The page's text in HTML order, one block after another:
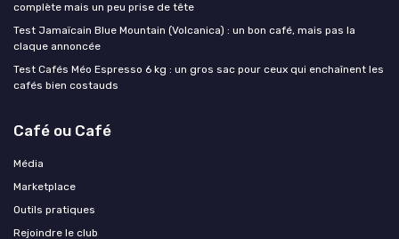
complète mais un peu prise de tête
Test Jamaïcain Blue Mountain (Volcanica) : un bon café, mais pas la
claque annoncée
Test Cafés Méo Espresso 6 kg : un gros sac pour ceux qui enchaînent les
cafés bien costauds
Café ou Café
Média
Marketplace
Outils pratiques
Rejoindre le club